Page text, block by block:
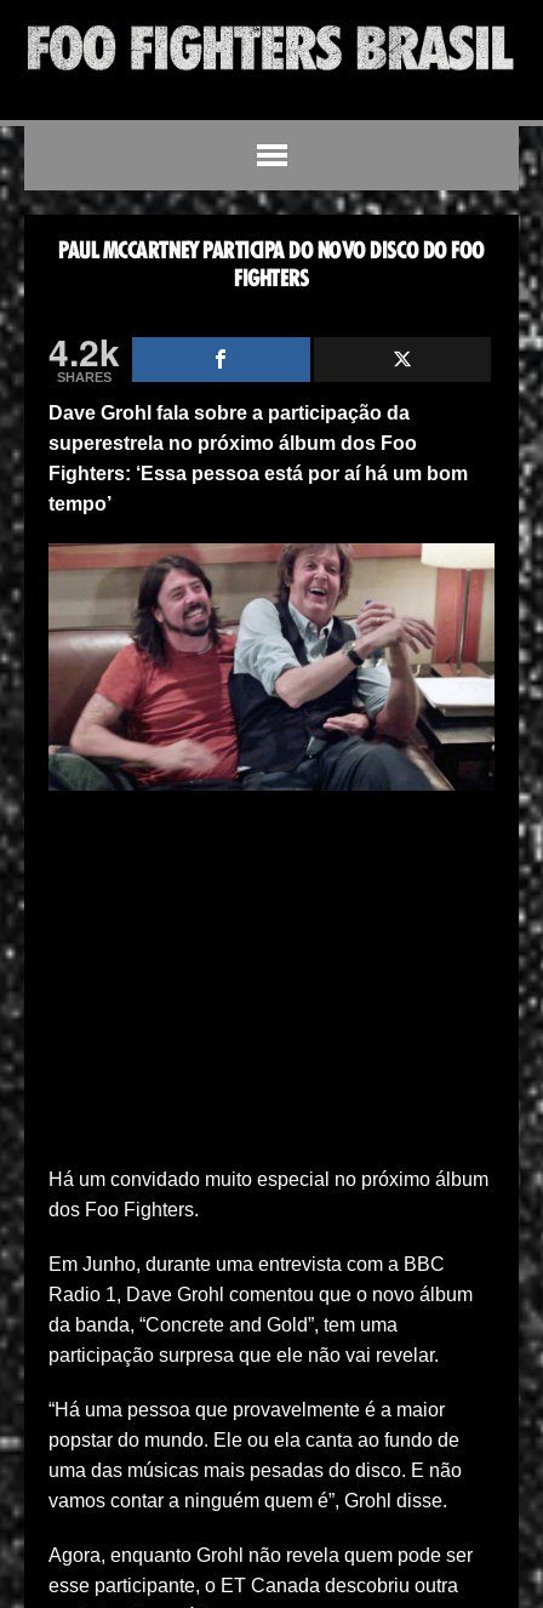
PAUL MCCARTNEY PARTICIPA DO NOVO DISCO DO FOO
FIGHTERS
4.2k
SHARES
Dave Grohl fala sobre a participação da
superestrela no próximo álbum dos Foo
Fighters: ‘Essa pessoa está por aí há um bom
tempo’
Há um convidado muito especial no próximo álbum
dos Foo Fighters.
Em Junho, durante uma entrevista com a BBC
Radio 1, Dave Grohl comentou que o novo álbum
da banda, “Concrete and Gold”, tem uma
participação surpresa que ele não vai revelar.
“Há uma pessoa que provavelmente é a maior
popstar do mundo. Ele ou ela canta ao fundo de
uma das músicas mais pesadas do disco. E não
vamos contar a ninguém quem é”, Grohl disse.
Agora, enquanto Grohl não revela quem pode ser
esse participante, o ET Canada descobriu outra